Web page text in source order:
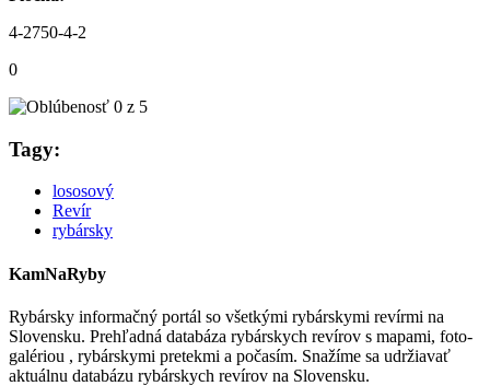
4-2750-4-2
0
Tagy:
lososový
Revír
rybársky
KamNaRyby
Rybársky informačný portál so všetkými rybárskymi revírmi na
Slovensku. Prehľadná databáza rybárskych revírov s mapami, foto-
galériou , rybárskymi pretekmi a počasím. Snažíme sa udržiavať
aktuálnu databázu rybárskych revírov na Slovensku.